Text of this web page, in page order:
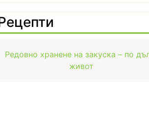
Редовно хранене на закуска – по
живот